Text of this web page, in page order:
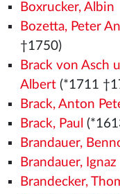
Boxrucker, Albin
Bozetta, Peter
†1750)
Brack von Asch
Albert(*1711
Brack, Anton
Brack, Paul
Brandauer,
Brandauer, Ignaz
Brandecker,